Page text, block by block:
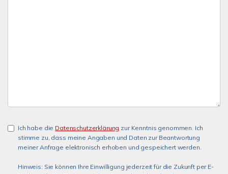
Ich habe die Datenschutzerklärung zur Kenntnis genommen. Ich
stimme zu, dass meine Angaben und Daten zur Beantwortung
meiner Anfrage elektronisch erhoben und gespeichert werden.
Hinweis: Sie können Ihre Einwilligung jederzeit für die Zukunft per E-